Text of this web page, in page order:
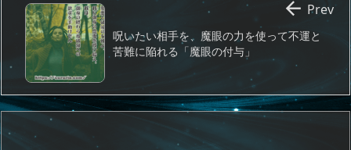
呪いたい相手を、魔眼の力を使って不運と
苦難に陥れる「魔眼の付与」
 Prev